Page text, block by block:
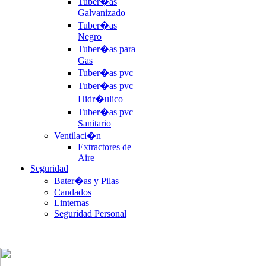
Galvanizado
Tuber�as
Negro
Tuber�as para
Gas
Tuber�as pvc
Tuber�as pvc
Hidr�ulico
Tuber�as pvc
Sanitario
Ventilaci�n
Extractores de
Aire
Seguridad
Bater�as y Pilas
Candados
Linternas
Seguridad Personal